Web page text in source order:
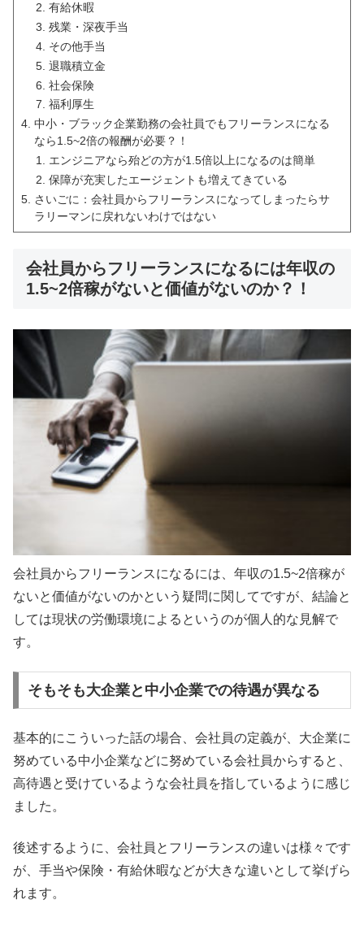
有給休暇
残業・深夜手当
その他手当
退職積立金
社会保険
福利厚生
中小・ブラック企業勤務の会社員でもフリーランスになる
なら1.5~2倍の報酬が必要？！
エンジニアなら殆どの方が1.5倍以上になるのは簡単
保障が充実したエージェントも増えてきている
さいごに：会社員からフリーランスになってしまったらサ
ラリーマンに戻れないわけではない
会社員からフリーランスになるには年収の
1.5~2倍稼がないと価値がないのか？！
会社員からフリーランスになるには、年収の1.5~2倍稼が
ないと価値がないのかという疑問に関してですが、結論と
しては現状の労働環境によるというのが個人的な見解で
す。
そもそも大企業と中小企業での待遇が異なる
基本的にこういった話の場合、会社員の定義が、大企業に
努めている中小企業などに努めている会社員からすると、
高待遇と受けているような会社員を指しているように感じ
ました。
後述するように、会社員とフリーランスの違いは様々です
が、手当や保険・有給休暇などが大きな違いとして挙げら
れます。